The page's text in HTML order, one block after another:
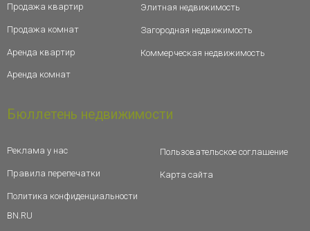
Продажа квартир
Продажа комнат
Аренда квартир
Аренда комнат
Элитная недвижимость
Загородная недвижимость
Коммерческая недвижимость
Бюллетень недвижимости
Реклама у нас
Правила перепечатки
Политика конфиденциальности
BN.RU
Пользовательское соглашение
Карта сайта